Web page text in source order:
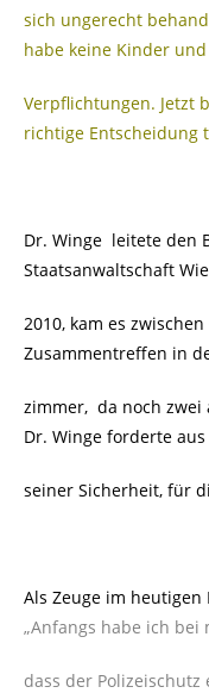
sich ungerecht
habe keine Kinder
Verpflichtungen. Jetzt
richtige Entscheidung
Dr. Winge leitete den
Staatsanwaltschaft
2010, kam es
Zusammentreffen in
zimmer, da noch zwei
Dr. Winge forderte
seiner Sicherheit, für
Als Zeuge im heutigen
„Anfangs habe ich bei
dass der